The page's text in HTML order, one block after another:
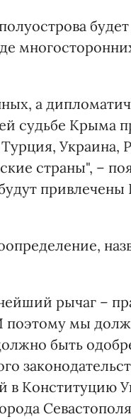
а
судьбе Крыма
Украина,
страны", –
рычаг –
поэтому мы
быть
в Конституцию